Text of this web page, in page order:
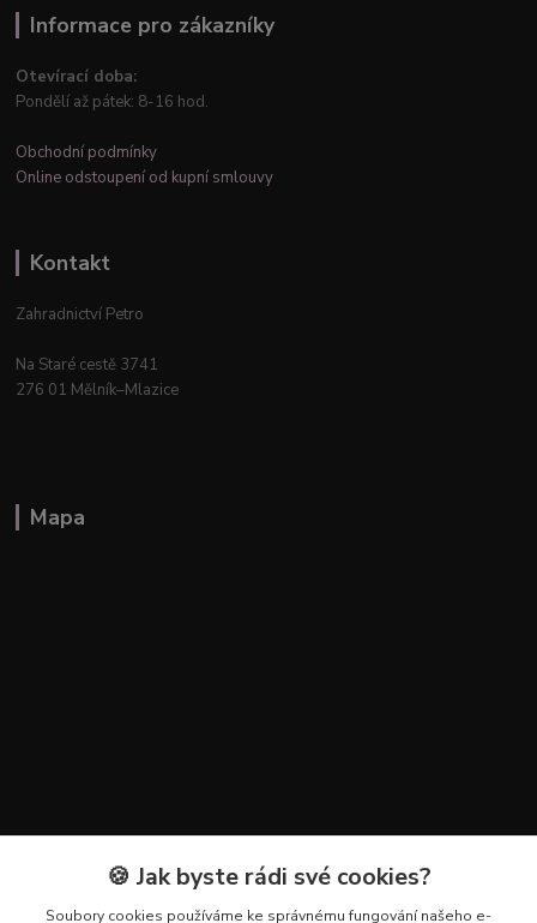
Informace pro zákazníky
Otevírací doba:
Pondělí až pátek: 8-16 hod.
Obchodní podmínky
Online odstoupení od kupní smlouvy
Kontakt
Zahradnictví Petro
Na Staré cestě 3741
276 01 Mělník–Mlazice
Mapa
Kontakty🍪 Jak byste rádi své cookies?
Soubory cookies používáme ke správnému fungování našeho e-